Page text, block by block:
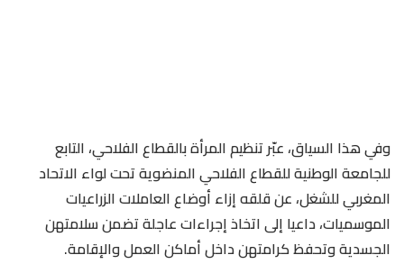
وفي هذا السياق، عبّر تنظيم المرأة بالقطاع الفلاحي، التابع
للجامعة الوطنية للقطاع الفلاحي المنضوية تحت لواء الاتحاد
المغربي للشغل، عن قلقه إزاء أوضاع العاملات الزراعيات
الموسميات، داعيا إلى اتخاذ إجراءات عاجلة تضمن سلامتهن
الجسدية وتحفظ كرامتهن داخل أماكن العمل والإقامة.